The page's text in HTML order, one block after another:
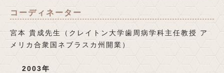
コーディネーター
宮本 貴成先生（クレイトン大学歯周病学科主任教授 ア
メリカ合衆国ネブラスカ州開業）
2003年